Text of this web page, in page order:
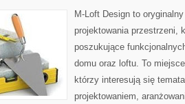
M-Loft Design to
projektowania przestrzeni,
poszukujące
domu oraz loftu. To
którzy interesują się
projektowaniem,